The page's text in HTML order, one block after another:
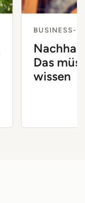
BUSINESS-
Das
wissen